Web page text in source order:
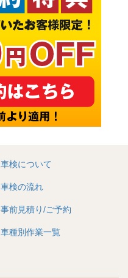
車検について
車検の流れ
事前見積り/ご予約
車種別作業一覧